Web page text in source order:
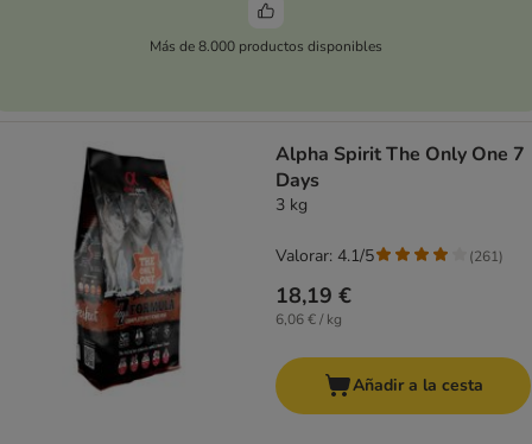
Más de 8.000 productos disponibles
Alpha Spirit The Only One 7
Days
3 kg
18,19 €
6,06 € / kg
Valorar: 4.1/5 (261)
Añadir a la cesta